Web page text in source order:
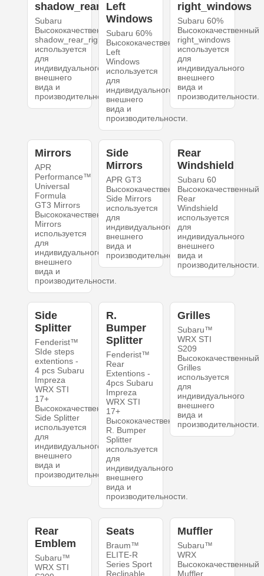
shadow_rear_right
Subaru
Высококачественный
shadow_rear_right
используется
для
индивидуального
внешнего
вида и
производительности.
Left
Windows
Subaru 60%
Высококачественный
Left
Windows
используется
для
индивидуального
внешнего
вида и
производительности.
right_windows
Subaru 60%
Высококачественный
right_windows
используется
для
индивидуального
внешнего
вида и
производительности.
Mirrors
APR
Performance™
Universal
Formula
GT3 Mirrors
Высококачественный
Mirrors
используется
для
индивидуального
внешнего
вида и
производительности.
Side
Mirrors
APR GT3
Высококачественный
Side Mirrors
используется
для
индивидуального
внешнего
вида и
производительности.
Rear
Windshield
Subaru 60
Высококачественный
Rear
Windshield
используется
для
индивидуального
внешнего
вида и
производительности.
Side
Splitter
Fenderist™
SIde steps
extentions -
4 pcs Subaru
Impreza
WRX STI
17+
Высококачественный
Side Splitter
используется
для
индивидуального
внешнего
вида и
производительности.
R.
Bumper
Splitter
Fenderist™
Rear
Extentions -
4pcs Subaru
Impreza
WRX STI
17+
Высококачественный
R. Bumper
Splitter
используется
для
индивидуального
внешнего
вида и
производительности.
Grilles
Subaru™
WRX STI
S209
Высококачественный
Grilles
используется
для
индивидуального
внешнего
вида и
производительности.
Rear
Emblem
Subaru™
WRX STI
Seats
Braum™
ELITE-R
Series Sport
Reclinable
Muffler
Subaru™
WRX
Высококачественный
Muffler